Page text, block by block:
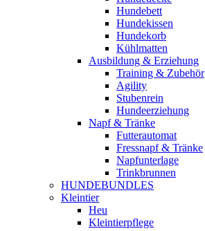
Hundebett
Hundekissen
Hundekorb
Kühlmatten
Ausbildung & Erziehung
Training & Zubehör
Agility
Stubenrein
Hundeerziehung
Napf & Tränke
Futterautomat
Fressnapf & Tränke
Napfunterlage
Trinkbrunnen
HUNDEBUNDLES
Kleintier
Heu
Kleintierpflege